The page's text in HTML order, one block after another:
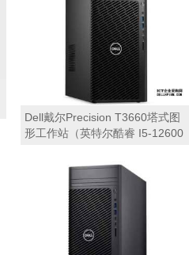
Dell戴尔Precision T3660塔式图
形工作站（英特尔酷睿 I5-12600
512GB PCIe固态硬盘丨T400 4G
显卡丨键盘鼠标丨三年质保）